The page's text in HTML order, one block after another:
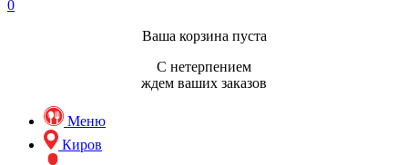
0
Ваша корзина пуста
С нетерпением
ждем ваших заказов
Меню
Киров